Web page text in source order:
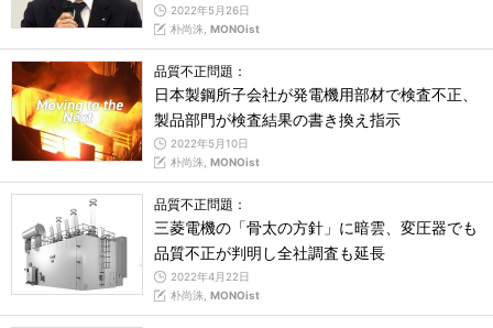
2022年5月26日
朴尚洙, MONOist
品質不正問題：
日本製鋼所子会社が発電機用部材で検査不正、
製品部門が検査結果の書き換え指示
2022年5月10日
朴尚洙, MONOist
品質不正問題：
三菱電機の「骨太の方針」に暗雲、変圧器でも
品質不正が判明し全社調査も延長
2022年4月22日
朴尚洙, MONOist